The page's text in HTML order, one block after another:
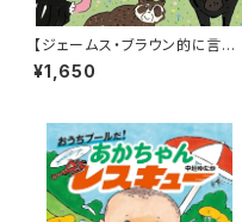
【ジェームス・ブラウン的に言え
ば「ゲロッパ！」的な絵本！】『どう
どうどうどう どうぶつえん』
¥1,650